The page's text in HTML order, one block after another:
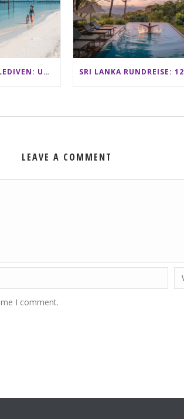
CLUB MED KANI MALEDIVEN: UNSERE ERFAHRUNGEN IM ALL-INCLUSIVE PARADIES
LEAVE A COMMENT
I comment.